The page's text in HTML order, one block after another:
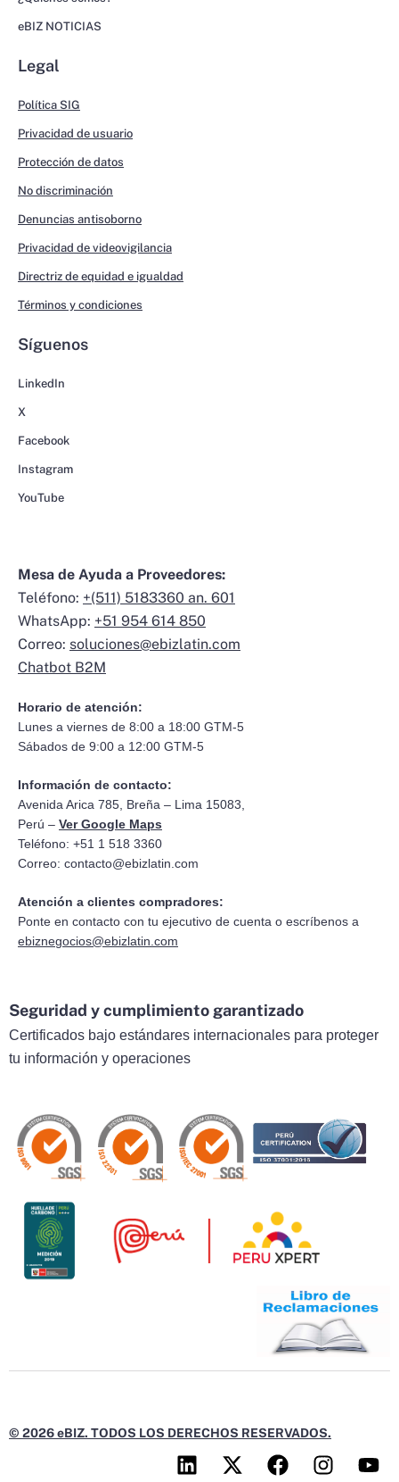
eBIZ NOTICIAS
Legal
Política SIG
Privacidad de usuario
Protección de datos
No discriminación
Denuncias antisoborno
Privacidad de videovigilancia
Directriz de equidad e igualdad
Términos y condiciones
Síguenos
LinkedIn
X
Facebook
Instagram
YouTube
Mesa de Ayuda a Proveedores:
Teléfono: +(511) 5183360 an. 601
WhatsApp: +51 954 614 850
Correo: soluciones@ebizlatin.com
Chatbot B2M
Horario de atención:
Lunes a viernes de 8:00 a 18:00 GTM-5
Sábados de 9:00 a 12:00 GTM-5
Información de contacto:
Avenida Arica 785, Breña – Lima 15083,
Perú – Ver Google Maps
Teléfono: +51 1 518 3360
Correo: contacto@ebizlatin.com
Atención a clientes compradores:
Ponte en contacto con tu ejecutivo de cuenta o escríbenos a
ebiznegocios@ebizlatin.com
Seguridad y cumplimiento garantizado
Certificados bajo estándares internacionales para proteger
tu información y operaciones
© 2026 eBIZ. TODOS LOS DERECHOS RESERVADOS.
L
i
X
-
F
a
I
n
Y
o